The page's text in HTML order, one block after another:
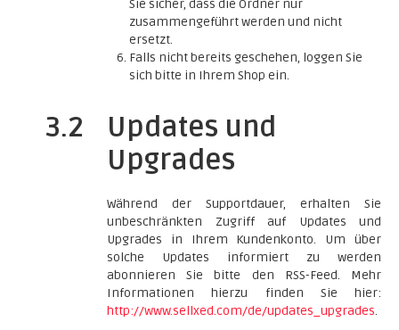
Sie sicher, dass die Ordner nur
zusammengeführt werden und nicht
ersetzt.
Falls nicht bereits geschehen, loggen Sie
sich bitte in Ihrem Shop ein.
3.2
Updates und
Upgrades
Während der Supportdauer, erhalten Sie
unbeschränkten Zugriff auf Updates und
Upgrades in Ihrem Kundenkonto. Um über
solche Updates informiert zu werden
abonnieren Sie bitte den RSS-Feed. Mehr
Informationen hierzu finden Sie hier:
http://www.sellxed.com/de/updates_upgrades.